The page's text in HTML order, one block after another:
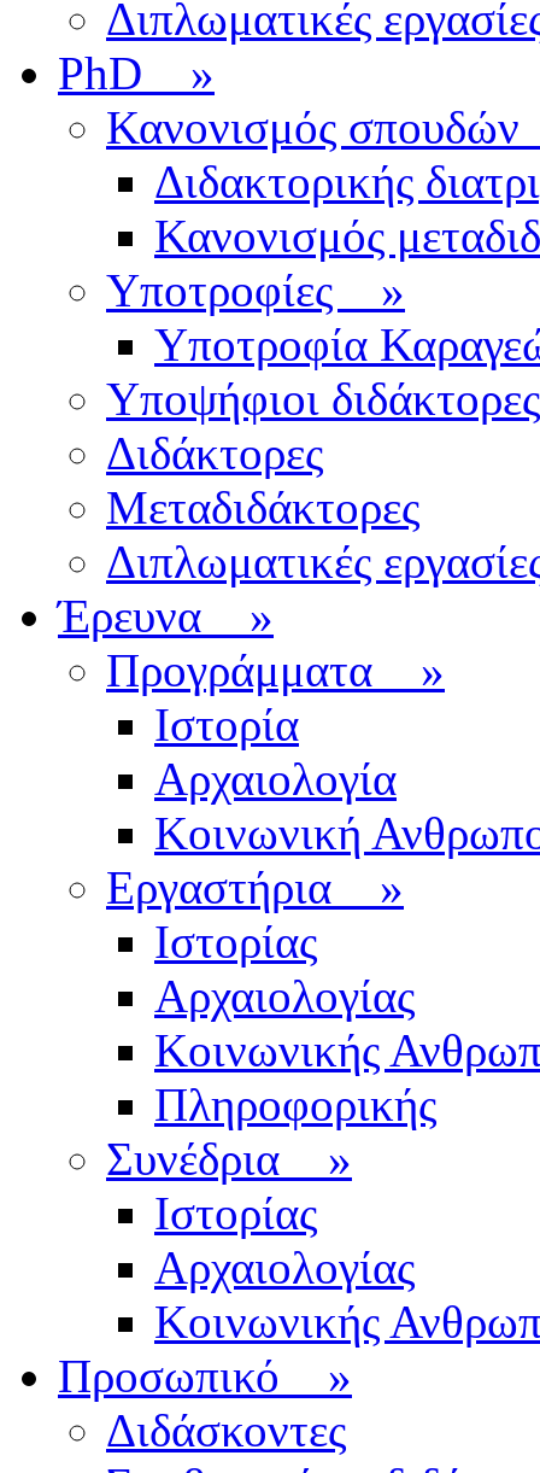
Διπλωματικές
PhD »
Κανονισμός
Διδακτορικής
Κανονισμός
Υποτροφίες »
Υποτροφία
Υποψήφιοι διδάκτορες
Διδάκτορες
Μεταδιδάκτορες
Διπλωματικές
Έρευνα »
Προγράμματα »
Ιστορία
Αρχαιολογία
Κοινωνική
Εργαστήρια »
Ιστορίας
Αρχαιολογίας
Κοινωνικής
Πληροφορικής
Συνέδρια »
Ιστορίας
Αρχαιολογίας
Κοινωνικής
Προσωπικό »
Διδάσκοντες